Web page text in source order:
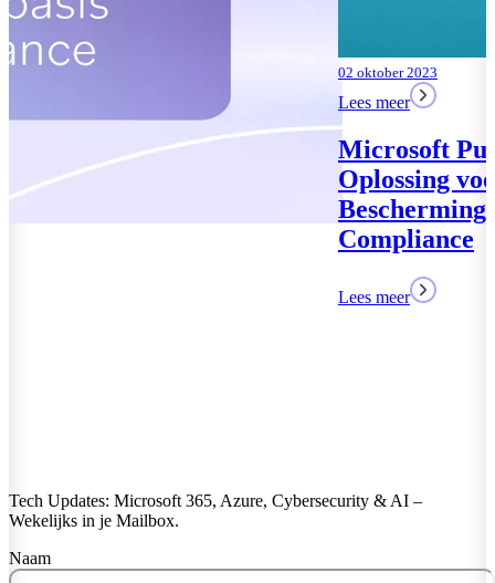
Microsoft Purview: Uw
Oplossing voor Data
Tech Updates: Microsoft 365, Azure, Cybersecurity & AI –
Wekelijks in je Mailbox.
Naam